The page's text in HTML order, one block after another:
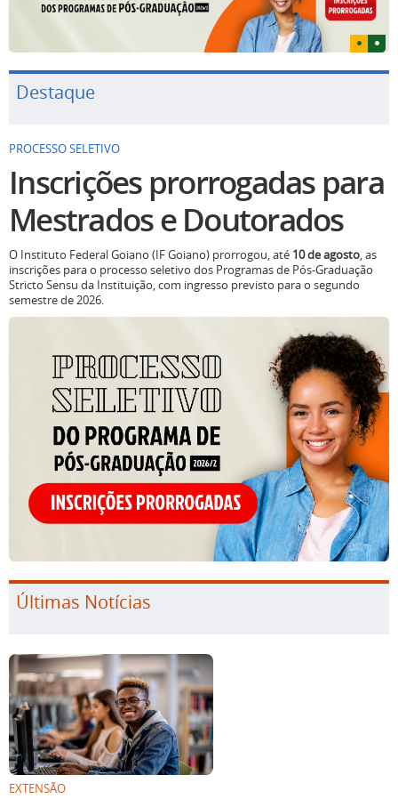
Destaque
PROCESSO SELETIVO
Inscrições prorrogadas para
Mestrados e Doutorados
O Instituto Federal Goiano (IF Goiano) prorrogou, até 10 de agosto, as
inscrições para o processo seletivo dos Programas de Pós-Graduação
Stricto Sensu da Instituição, com ingresso previsto para o segundo
semestre de 2026.
Últimas Notícias
EXTENSÃO